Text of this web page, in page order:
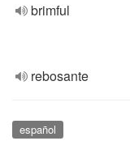
brimful
rebosante
español